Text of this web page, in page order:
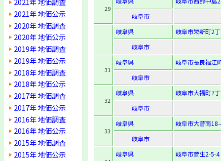
2021年 地価公示
2020年 地価調査
2020年 地価公示
2019年 地価調査
2019年 地価公示
2018年 地価調査
2018年 地価公示
2017年 地価調査
2017年 地価公示
2016年 地価調査
2016年 地価公示
2015年 地価調査
2015年 地価公示
29
岐阜市
岐阜県
岐阜市栄新町2
岐阜市
31
岐阜県
岐阜市長良福江
岐阜市
32
岐阜県
岐阜市大福町7
岐阜市
33
岐阜県
岐阜市大菅南
岐阜市
岐阜県
岐阜市菅生2-5-4